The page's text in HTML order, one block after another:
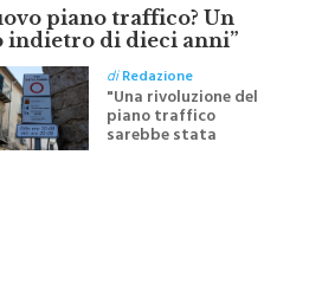
piano traffico? Un
indietro di dieci anni”
diRedazione
"Una rivoluzione del
piano traffico
sarebbe stata